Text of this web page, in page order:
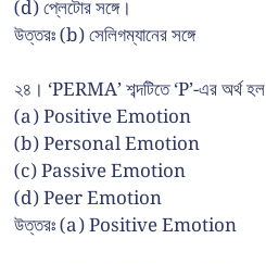
(d) প্লেটোর সঙ্গে।
উত্তরঃ (b) সেলিগম্যানের সঙ্গে
২৪। ‘PERMA’ শব্দটিতে ‘P’-এর অর্থ হল
(a) Positive Emotion
(b) Personal Emotion
(c) Passive Emotion
(d) Peer Emotion
উত্তরঃ (a) Positive Emotion